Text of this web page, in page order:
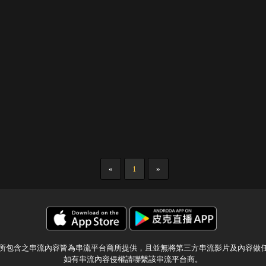
« 1 »
包含之串流內容皆為串流平台商所提供，且並無將第三方串流影片及內容做
如有串流內容侵權請聯繫該串流平台商。